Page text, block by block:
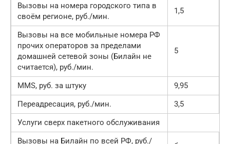
Вызовы на номера городского типа в
своём регионе, руб./мин.
1,5
Вызовы на все мобильные номера РФ
прочих операторов за пределами
домашней сетевой зоны (Билайн не
считается), руб./мин.
5
MMS, руб. за штуку
9,95
Переадресация, руб./мин.
3,5
Услуги сверх пакетного обслуживания
Вызовы на Билайн по всей РФ, руб./